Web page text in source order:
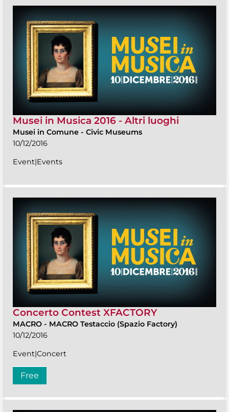
Musei in Musica 2016 - Altri luoghi
Musei in Comune - Civic Museums
10/12/2016
Event|Events
Concerto Contest XFACTORY
MACRO - MACRO Testaccio (Spazio Factory)
10/12/2016
Event|Concert
Free